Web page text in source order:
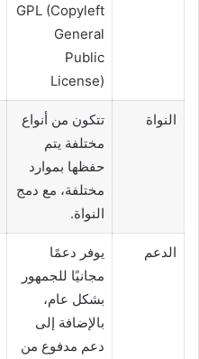
GPL (Copyleft
General
Public
License)
النواة
تتكون من أنواع
مختلفة يتم
حفظها بموارد
مختلفة، مع دمج
النواة.
الدعم
يوفر دعمًا
مجانيًا للجمهور
بشكل عام،
بالإضافة إلى
دعم مدفوع من